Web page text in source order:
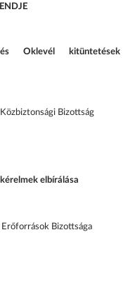
Oklevél kitüntetések
Bizottság
elbírálása
Erőforrások Bizottsága